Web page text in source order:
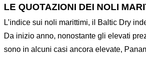
LE QUOTAZIONI DEI NOLI
L’indice sui noli marittimi, il Baltic Dry
Da inizio anno, nonostante gli elevati
sono in alcuni casi ancora elevate,